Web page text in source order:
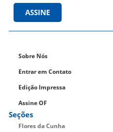
ASSINE
Sobre Nós
Entrar em Contato
Edição Impressa
Assine OF
Seções
Flores da Cunha